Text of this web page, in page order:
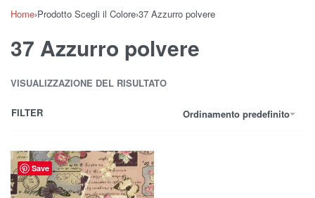
Home›Prodotto Scegli il Colore›37 Azzurro polvere
37 Azzurro polvere
VISUALIZZAZIONE DEL RISULTATO
Ordinamento predefinito
FILTER
Save